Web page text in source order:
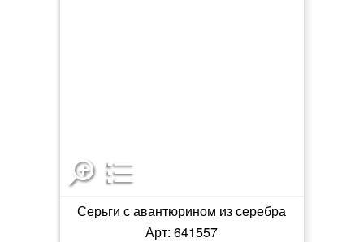
Серьги с авантюрином из серебра
Арт: 641557